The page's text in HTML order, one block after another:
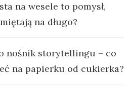
na wesele to pomysł,
na długo?
nośnik storytellingu – co
na papierku od cukierka?